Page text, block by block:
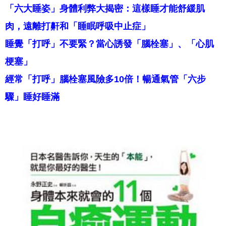
「六大睡姿」身體利弊大揭密：這樣睡才能舒緩肌
肉，遠離打鼾和「睡眠呼吸中止症」
睡覺「打呼」不要緊？當心誘發「腦栓塞」、「心肌
梗塞」
經常「打呼」腦栓塞風險多10倍！暢通氣管「六步
驟」睡好睡滿